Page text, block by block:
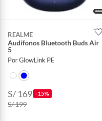
REALME
Audífonos Bluetooth Buds Air
5
Por GlowLink PE
S/ 169 -15%
S/ 199